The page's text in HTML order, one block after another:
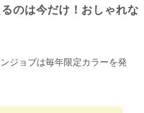
るのは今だけ！おしゃれな
ジョブは毎年限定カラーを発